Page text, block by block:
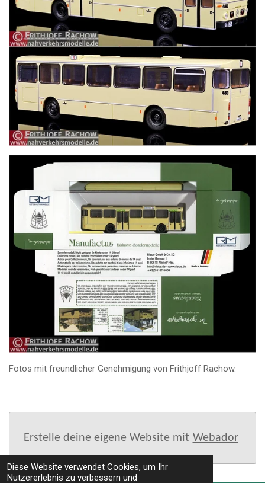
Diese Website verwendet Cookies, um Ihr
Nutzererlebnis zu verbessern und
Fotos mit freundlicher Genehmigung von Frithjoff Rachow.
Erstelle deine eigene Website mit Webador